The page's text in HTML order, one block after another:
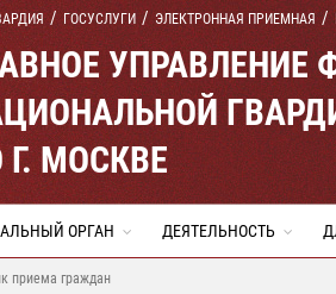
ГОСУСЛУГИ ЭЛЕКТРОННАЯ ПРИЕМНАЯ
Г. МОСКВЕ
ОРГАН ДЕЯТЕЛЬНОСТЬ
приема граждан